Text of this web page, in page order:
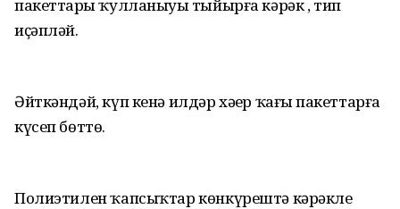
пакеттарҙы ҡулланыуҙы тыйырға кәрәк , тип
иҫәпләй.
Әйткәндәй, күп кенә илдәр хәҙер ҡағыҙ пакеттарға
күсеп бөттө.
Полиэтилен ҡапсыҡтар көнкүрештә кәрәкле